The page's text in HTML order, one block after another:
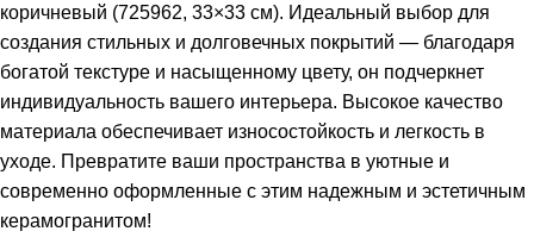
коричневый (725962, 33×33 см). Идеальный выбор для
создания стильных и долговечных покрытий — благодаря
богатой текстуре и насыщенному цвету, он подчеркнет
индивидуальность вашего интерьера. Высокое качество
материала обеспечивает износостойкость и легкость в
уходе. Превратите ваши пространства в уютные и
современно оформленные с этим надежным и эстетичным
керамогранитом!